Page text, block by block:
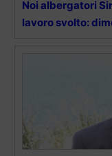
Noi albergatori
lavoro svolto: